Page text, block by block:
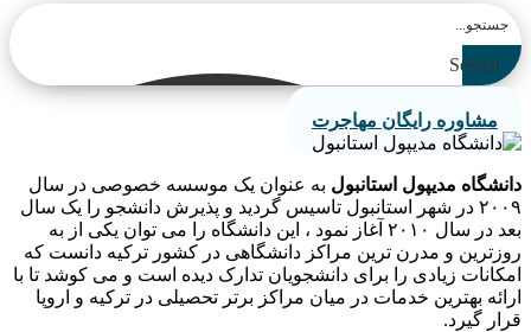
Search
مشاوره رایگان مهاجرت
دانشگاه مدیپول استانبول به عنوان یک موسسه خصوصی در سال
۲۰۰۹ در شهر استانبول تاسیس گردید و پذیرش دانشجو را یک سال
بعد در سال ۲۰۱۰ آغاز نمود ، این دانشگاه را می توان یکی از به
روزترین و مدرن ترین مراکز دانشگاهی در کشور ترکیه دانست که
امکانات زیادی را برای دانشجویان تدارک دیده است و می کوشد تا با
ارائه بهترین خدمات در میان مراکز برتر تحصیلی در ترکیه و اروپا
قرار گیرد.